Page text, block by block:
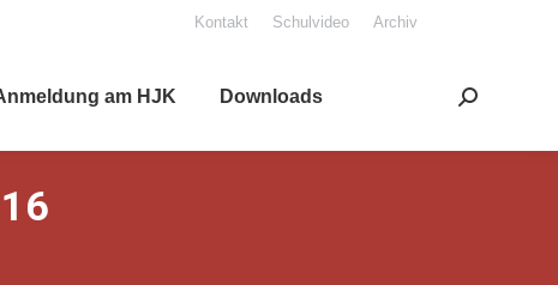
Kon­takt Schul­vi­deo Archiv
am HJK Down­loads Search: